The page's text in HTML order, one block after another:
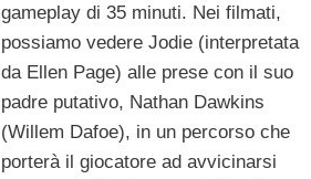
gameplay di 35 minuti. Nei filmati,
possiamo vedere Jodie (interpretata
da Ellen Page) alle prese con il suo
padre putativo, Nathan Dawkins
(Willem Dafoe), in un percorso che
porterà il giocatore ad avvicinarsi